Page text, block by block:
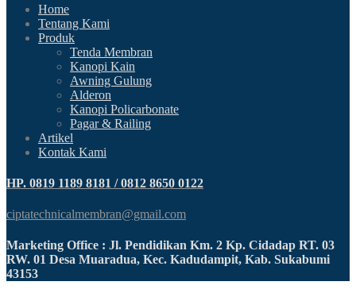
Home
Tentang Kami
Produk
Tenda Membran
Kanopi Kain
Awning Gulung
Alderon
Kanopi Policarbonate
Pagar & Railing
Artikel
Kontak Kami
HP. 0819 1189 8181 / 0812 8650 0122
ciptatechnicalmembran@gmail.com
Marketing Office : Jl. Pendidikan Km. 2 Kp. Cidadap RT. 03
RW. 01 Desa Muaradua, Kec. Kadudampit, Kab. Sukabumi
43153